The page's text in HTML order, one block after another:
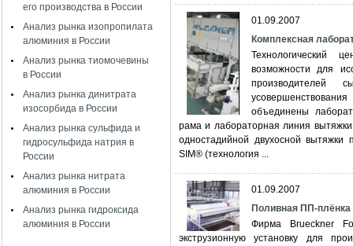
его производства в России
Анализ рынка изопропилата
алюминия в России
Анализ рынка тиомочевины
в России
Анализ рынка динитрата
изосорбида в России
Анализ рынка сульфида и
гидросульфида натрия в
России
Анализ рынка нитрата
алюминия в России
Анализ рынка гидроксида
алюминия в России
01.09.2007
Комплексная
Технологический
возможности для
производителей
объединены
рама и лабораторная линия
одностадийной двухосной
SIM® (технология ...
01.09.2007
Поливная ПП-
Фирма Brueckner
экструзионную установку для